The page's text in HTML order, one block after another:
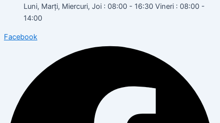
Luni, Marți, Miercuri, Joi : 08:00 - 16:30 Vineri : 08:00 -
14:00
Facebook